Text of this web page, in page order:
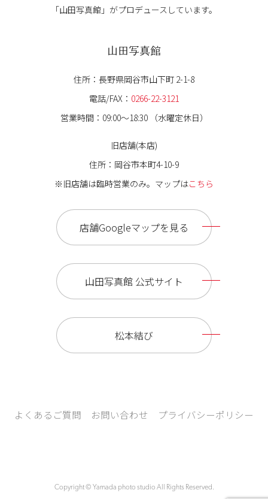
「山田写真館」がプロデュースしています。
山田写真館
住所：長野県岡谷市山下町 2-1-8
電話/FAX： 0266-22-3121
営業時間：09:00〜18:30 （水曜定休日）
旧店舗(本店)
住所：岡谷市本町4-10-9
※旧店舗は臨時営業のみ。マップはこちら
店舗Googleマップを見る
山田写真館 公式サイト
松本結び
よくあるご質問 お問い合わせ プライバシーポリシー
Copyright © Yamada photo studio All Rights Reserved.